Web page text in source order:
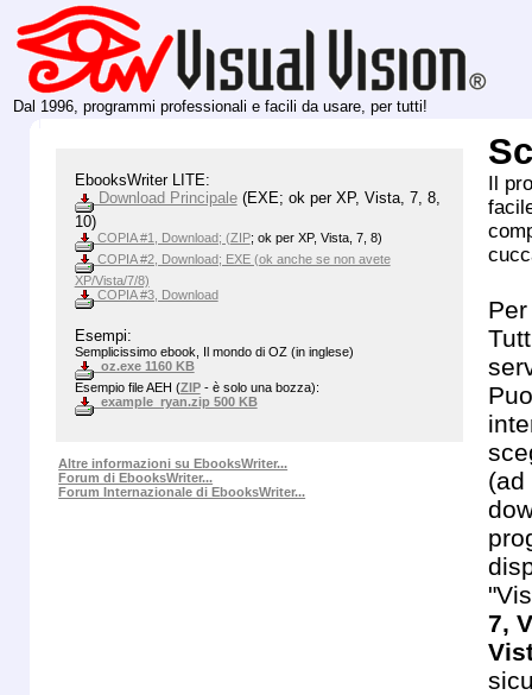
Dal 1996, programmi professionali e facili da usare, per tutti!
EbooksWriter LITE:
Download Principale(EXE; ok per XP, Vista, 7, 8,
10)
COPIA #1, Download; (ZIP; ok per XP, Vista, 7, 8)
COPIA #2, Download; EXE (ok anche se non avete
XP/Vista/7/8)
COPIA #3, Download
Esempi:
Semplicissimo ebook, Il mondo di OZ (in inglese)
oz.exe 1160 KB
Esempio file AEH (ZIP- è solo una bozza):
example_ryan.zip 500 KB
Altre informazioni su EbooksWriter...
Forum di EbooksWriter...
Forum Internazionale di EbooksWriter...
Il
(ad
7,